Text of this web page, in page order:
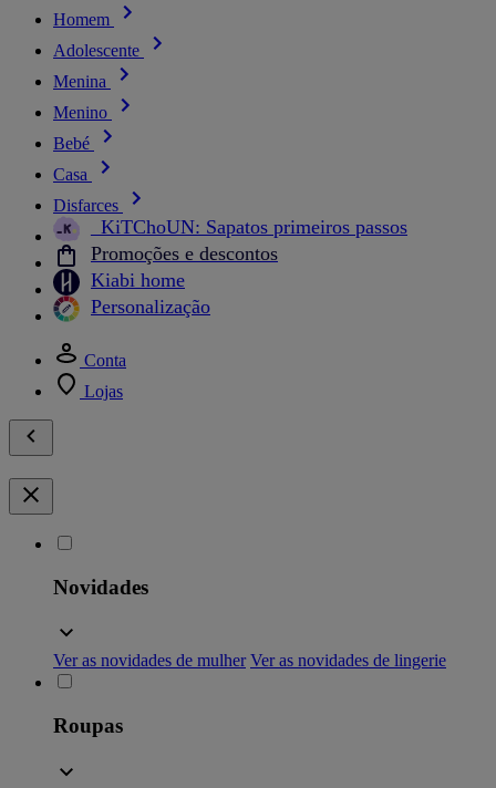
Homem
Adolescente
Menina
Menino
Bebé
Casa
Disfarces
_KiTChoUN: Sapatos primeiros passos
Promoções e descontos
Kiabi home
Personalização
Conta
Lojas
Novidades
Ver as novidades de mulher Ver as novidades de lingerie
Roupas